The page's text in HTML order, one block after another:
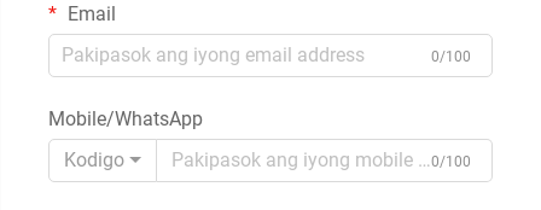
Email
0/100
Mobile/WhatsApp
Kodigo
0/100